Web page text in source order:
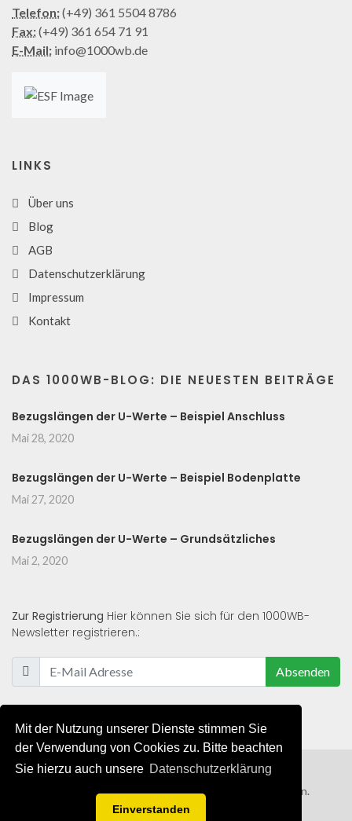
Mit der Nutzung unserer Dienste stimmen Sie
der Verwendung von Cookies zu. Bitte beachten
Sie hierzu auch unsere Datenschutzerklärung
Einverstanden
Telefon:(+49) 361 5504 8786
Fax:(+49) 361 654 71 91
E-Mail: info@1000wb.de
LINKS
Über uns
Blog
AGB
Datenschutzerklärung
Impressum
Kontakt
DAS 1000WB-BLOG: DIE NEUESTEN BEITRÄGE
Bezugslängen der U-Werte – Beispiel Anschluss
Mai 28, 2020
Bezugslängen der U-Werte – Beispiel Bodenplatte
Mai 27, 2020
Bezugslängen der U-Werte – Grundsätzliches
Mai 2, 2020
Zur Registrierung Hier können Sie sich für den 1000WB-
Newsletter registrieren.:
Absenden
© 2019 - 2021 - Alle Rechte von 1000WB vorbehalten.
AGB/Datenschutzerklärung